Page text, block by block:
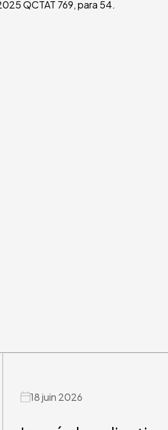
QCTAT 769, para 54.
18 juin 2026